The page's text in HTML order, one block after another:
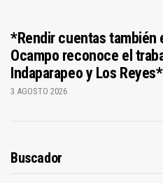
*Rendir cuentas también
Ocampo reconoce el
Indaparapeo y Los Reyes*
3 AGOSTO 2026
Buscador